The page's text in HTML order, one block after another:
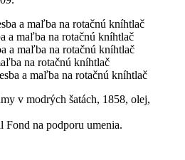
a maľba na rotačnú kníhtlač
a maľba na rotačnú kníhtlač
a maľba na rotačnú kníhtlač
na rotačnú kníhtlač
a maľba na rotačnú kníhtlač
v modrých šatách, 1858, olej,
na podporu umenia.